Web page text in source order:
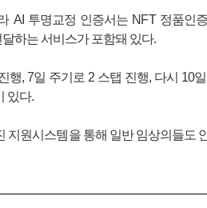
AI 투명교정 인증서는 NFT 정품
하는 서비스가 포함돼 있다.
행, 7일 주기로 2 스탭 진행, 다시
있다.
지원시스템을 통해 일반 임상의들도